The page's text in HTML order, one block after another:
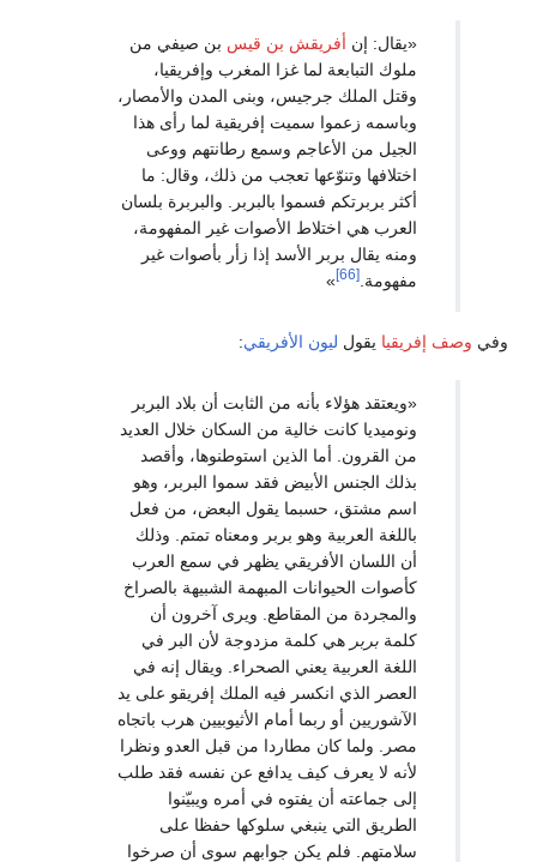
أفريقش بن قيسبن صيفي من
التبابعة لما غزا المغرب وإفريقيا،
الملك جرجيس، وبنى المدن والأمصار،
زعموا سميت إفريقية لما رأى هذا
من الأعاجم وسمع رطانتهم ووعى
وتنوّعها تعجب من ذلك، وقال: ما
بربرتكم فسموا بالبربر. والبربرة بلسان
هي اختلاط الأصوات غير المفهومة،
يقال بربر الأسد إذا زأر بأصوات غير
يقول ليون الأفريقي :
هؤلاء بأنه من الثابت أن بلاد البربر
كانت خالية من السكان خلال العديد
القرون. أما الذين استوطنوها، وأقصد
الجنس الأبيض فقد سموا البربر، وهو
مشتق، حسبما يقول البعض، من فعل
العربية وهو بربر ومعناه تمتم. وذلك
اللسان الأفريقي يظهر في سمع العرب
الحيوانات المبهمة الشبيهة بالصراخ
من المقاطع. ويرى آخرون أن
هي كلمة مزدوجة لأن البر في
العربية يعني الصحراء. ويقال إنه في
الذي انكسر فيه الملك إفريقو على يد
أو ربما أمام الأثيوبيين هرب باتجاه
ولما كان مطاردا من قبل العدو ونظرا
لا يعرف كيف يدافع عن نفسه فقد طلب
جماعته أن يفتوه في أمره ويبيّنوا
التي ينبغي سلوكها حفظا على
فلم يكن جوابهم سوى أن صرخوا